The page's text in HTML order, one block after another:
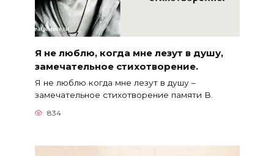
Я не люблю, когда мне лезут в душу,
замечательное стихотворение.
Я не люблю когда мне лезут в душу –
замечательное стихотворение памяти В.
834